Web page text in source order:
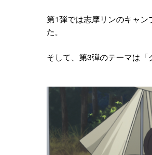
第1弾では志摩リンのキャ
た。
そして、第3弾のテーマは「